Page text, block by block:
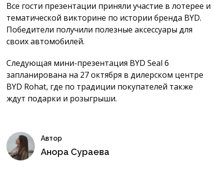
Все гости презентации приняли участие в лотерее и
тематической викторине по истории бренда BYD.
Победители получили полезные аксессуары для
своих автомобилей.
Следующая мини-презентация BYD Seal 6
запланирована на 27 октября в дилерском центре
BYD Rohat, где по традиции покупателей также
ждут подарки и розыгрыши.
Автор
Анора Сураева